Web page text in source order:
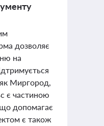
дозволяє
на
як Миргород,
є частиною
допомагає
є також